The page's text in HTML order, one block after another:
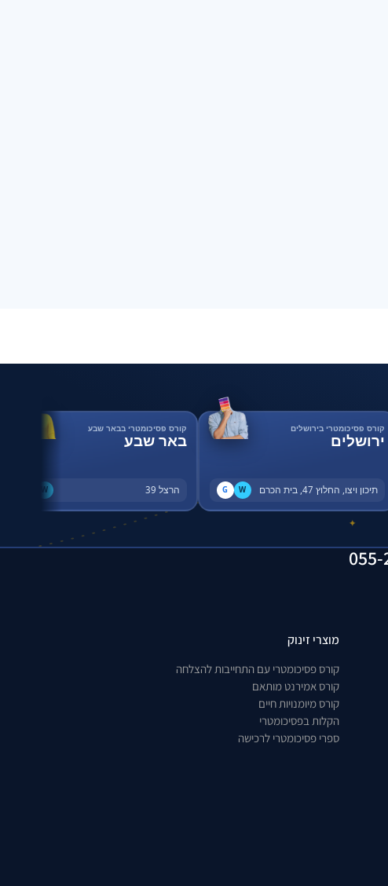
✦
קורס פסיכומטרי בירושלים
ירושלים
תיכון ויצו, החלוץ 47, בית הכרם W
G
קורס פסיכומטרי בבאר שבע
באר שבע
הרצל 39 W
מוצרי זינוק
קורס פסיכומטרי עם התחייבות להצלחה
קורס אמירנט מותאם
קורס מיומנויות חיים
הקלות בפסיכומטרי
ספרי פסיכומטרי לרכישה